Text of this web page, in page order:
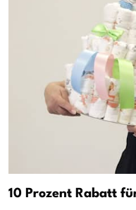
10 Prozent Rabatt